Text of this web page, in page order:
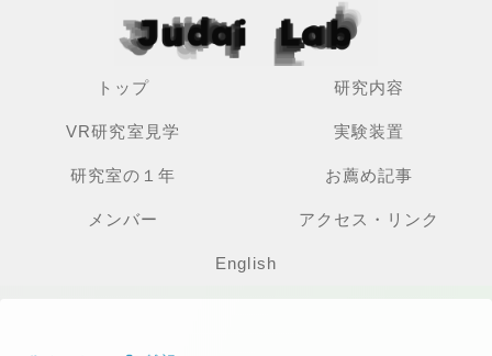
トップ 研究内容
VR研究室見学 実験装置
研究室の１年 お薦め記事
メンバー アクセス・リンク
English